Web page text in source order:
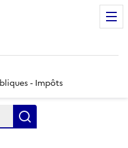
- Impôts
mots clés, partie du